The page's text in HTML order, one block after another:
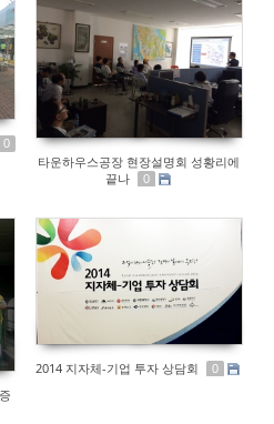
0
타운하우스공장 현장설명회 성황리에
끝나
0
2014 지자체-기업 투자 상담회 0